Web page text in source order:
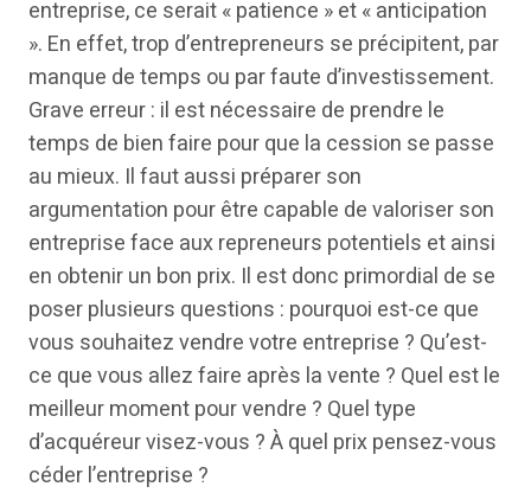
entreprise, ce serait « patience » et « anticipation
». En effet, trop d’entrepreneurs se précipitent, par
manque de temps ou par faute d’investissement.
Grave erreur : il est nécessaire de prendre le
temps de bien faire pour que la cession se passe
au mieux. Il faut aussi préparer son
argumentation pour être capable de valoriser son
entreprise face aux repreneurs potentiels et ainsi
en obtenir un bon prix. Il est donc primordial de se
poser plusieurs questions : pourquoi est-ce que
vous souhaitez vendre votre entreprise ? Qu’est-
ce que vous allez faire après la vente ? Quel est le
meilleur moment pour vendre ? Quel type
d’acquéreur visez-vous ? À quel prix pensez-vous
céder l’entreprise ?